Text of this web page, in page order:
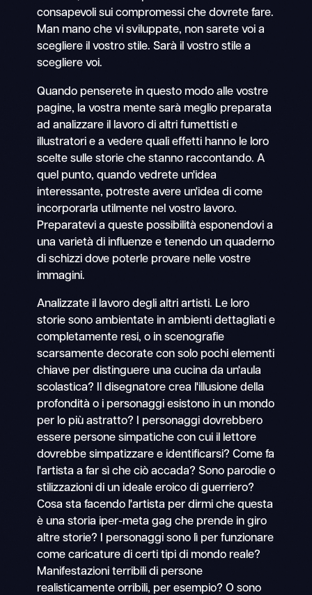
consapevoli sui compromessi che dovrete fare.
Man mano che vi sviluppate, non sarete voi a
scegliere il vostro stile. Sarà il vostro stile a
scegliere voi.
Quando penserete in questo modo alle vostre
pagine, la vostra mente sarà meglio preparata
ad analizzare il lavoro di altri fumettisti e
illustratori e a vedere quali effetti hanno le loro
scelte sulle storie che stanno raccontando. A
quel punto, quando vedrete un'idea
interessante, potreste avere un'idea di come
incorporarla utilmente nel vostro lavoro.
Preparatevi a queste possibilità esponendovi a
una varietà di influenze e tenendo un quaderno
di schizzi dove poterle provare nelle vostre
immagini.
Analizzate il lavoro degli altri artisti. Le loro
storie sono ambientate in ambienti dettagliati e
completamente resi, o in scenografie
scarsamente decorate con solo pochi elementi
chiave per distinguere una cucina da un'aula
scolastica? Il disegnatore crea l'illusione della
profondità o i personaggi esistono in un mondo
per lo più astratto? I personaggi dovrebbero
essere persone simpatiche con cui il lettore
dovrebbe simpatizzare e identificarsi? Come fa
l'artista a far sì che ciò accada? Sono parodie o
stilizzazioni di un ideale eroico di guerriero?
Cosa sta facendo l'artista per dirmi che questa
è una storia iper-meta gag che prende in giro
altre storie? I personaggi sono lì per funzionare
come caricature di certi tipi di mondo reale?
Manifestazioni terribili di persone
realisticamente orribili, per esempio? O sono